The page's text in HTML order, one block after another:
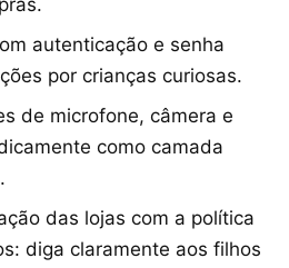
autenticação e senha
por crianças curiosas.
de microfone, câmera e
como camada
das lojas com a política
diga claramente aos filhos